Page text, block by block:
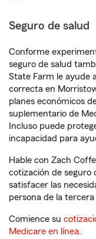
Seguro de salud
Conforme
seguro de salud
State Farm le ayude
correcta en
planes económicos
suplementario de
Incluso puede
incapacidad para
Hable con Zach
cotización de seguro
satisfacer las
persona de la tercera
Comience su
Medicare en línea.